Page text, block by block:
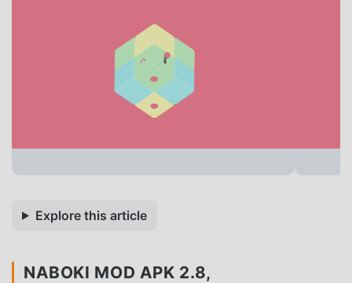
Explore this article
NABOKI MOD APK 2.8,